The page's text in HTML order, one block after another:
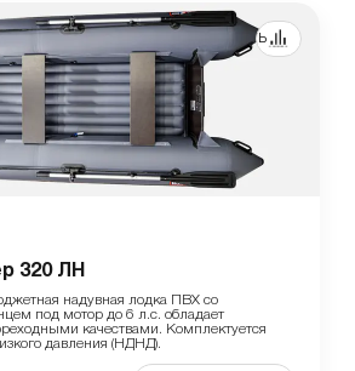
Сравнить
320 ЛН
надувная лодка ПВХ со
под мотор до 6 л.с. обладает
качествами. Комплектуется
давления (НДНД).